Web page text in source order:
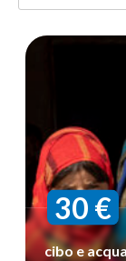
Donazione
singola
30 €
cibo e